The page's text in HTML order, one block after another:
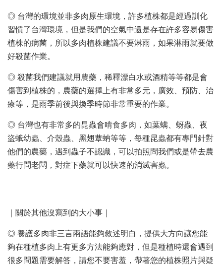
◎ 台灣的環境並非多肉原生環境，許多植株都是經過訓化
習慣了台灣環境，但是我們的空氣中還是存在許多容易傷害
植株的病菌，所以多肉植株建議不要淋雨，如果淋雨就要做
好殺菌作業。
◎ 殺菌我們建議就用農藥，稀釋漂白水或酒精等等都是會
傷害到植株的，農藥的選擇上有非常多元，廣效、預防、治
療等，是雨季前後與換季時節非常重要的作業。
◎ 台灣也有非常多的昆蟲會啃食多肉，如葉螨、蚜蟲、夜
盜蛾幼蟲、介殼蟲、黑翅蕈蚋等等，每種昆蟲都有專門針對
他們的農藥，遇到蟲子不認識，可以拍照問我們或是帶去農
藥行問老闆，對症下藥就可以快速的消滅害蟲。
｜關於其他沒寫到的大小事｜
◎ 養護多肉非三言兩語能夠敘述明白，提供大方向讓您能
夠在種植多肉上有更多方法能夠應對，但是種植時還會遇到
很多問題需要解答，請您不要害羞，帶著您的植株照片與疑